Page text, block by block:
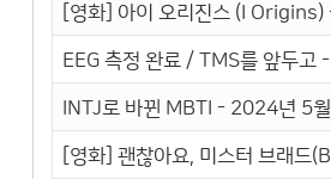
[영화] 아이 오리진스 (I Origins)
EEG 측정 완료 / TMS를 앞두고
INTJ로 바뀐 MBTI - 2024년 5월
[영화] 괜찮아요, 미스터 브래